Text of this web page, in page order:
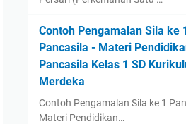
Contoh Pengamalan Sila ke
Pancasila - Materi
Pancasila Kelas 1 SD
Merdeka
Contoh Pengamalan Sila ke 1
Materi Pendidikan…